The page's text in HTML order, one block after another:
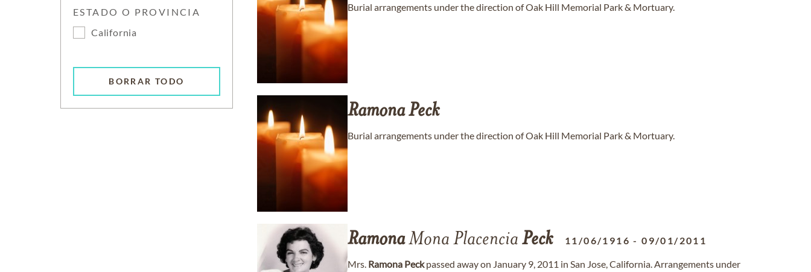
ESTADO O PROVINCIA
California
BORRAR TODO
Burial arrangements under the direction of Oak Hill Memorial Park & Mortuary.
RamonaPeck
Burial arrangements under the direction of Oak Hill Memorial Park & Mortuary.
RamonaMona Placencia Peck 11/06/1916 -09/01/2011
Mrs. Ramona Peckpassed away on January 9, 2011 in San Jose, California. Arrangements under